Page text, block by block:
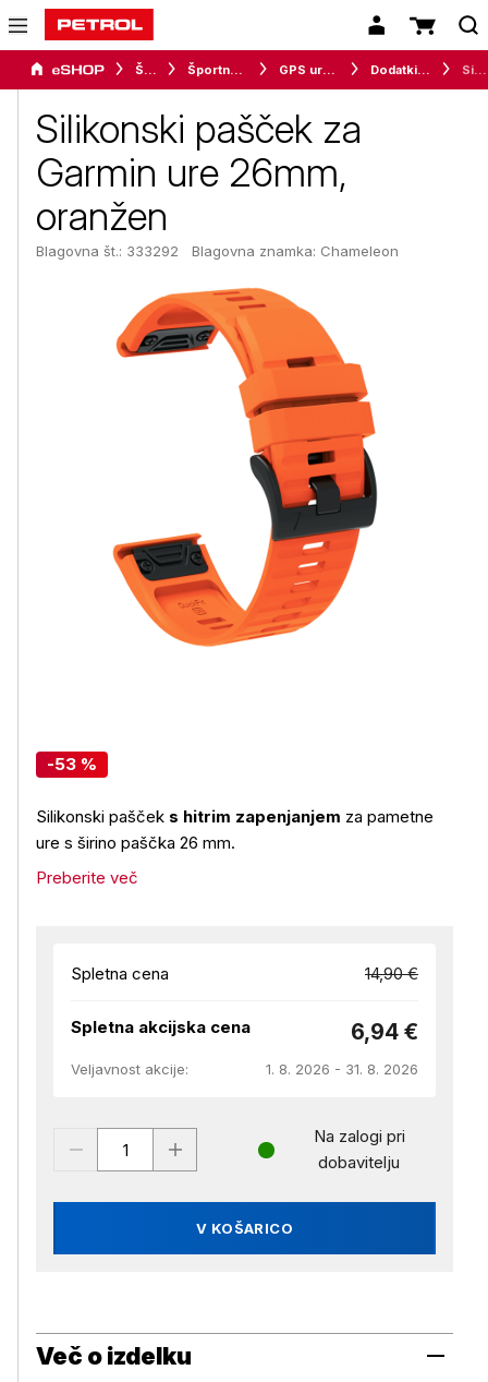
Šport Športna oprema GPS ure in merilci Dodatki za pametne ure
Silikonski pašček za
Garmin ure 26mm,
oranžen
Blagovna št.: 333292 Blagovna znamka: Chameleon
-53 %
Silikonski pašček s hitrim zapenjanjem za pametne
ure s širino paščka 26 mm.
Preberite več
Spletna cena 14,90 €
Spletna akcijska cena 6,94 €
Veljavnost akcije: 1. 8. 2026 - 31. 8. 2026
V KOŠARICO
Na zalogi pri
dobavitelju
Več o izdelku